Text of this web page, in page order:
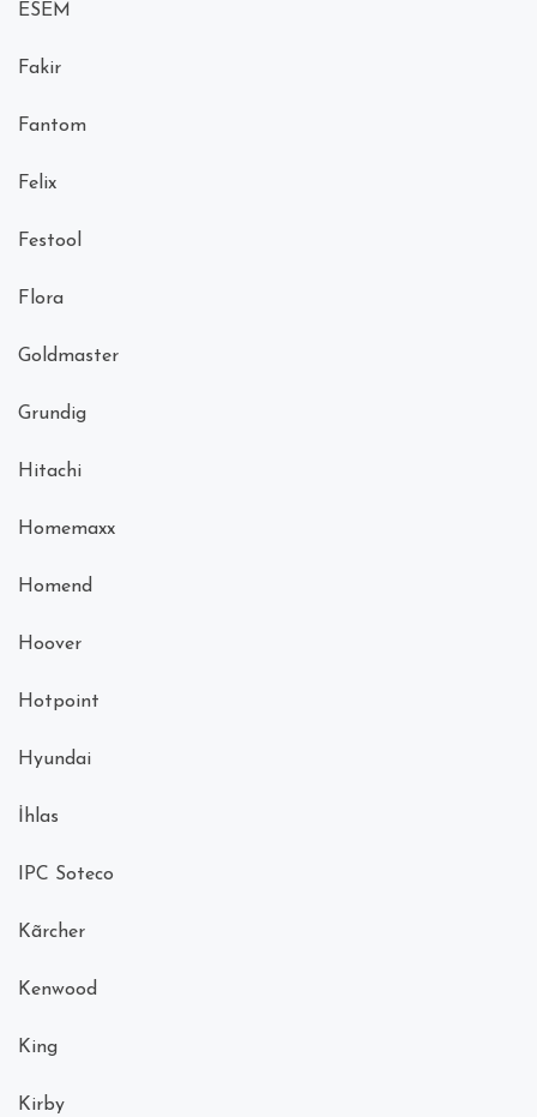
ESEM
Fakir
Fantom
Felix
Festool
Flora
Goldmaster
Grundig
Hitachi
Homemaxx
Homend
Hoover
Hotpoint
Hyundai
İhlas
IPC Soteco
Kãrcher
Kenwood
King
Kirby